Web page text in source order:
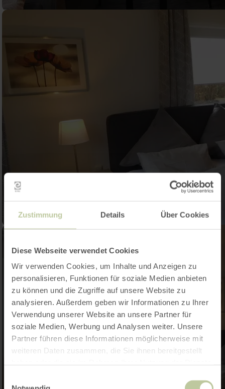
Zustimmung Details Über Cookies
Diese Webseite verwendet Cookies
Wir verwenden Cookies, um Inhalte und Anzeigen zu
personalisieren, Funktionen für soziale Medien anbieten
zu können und die Zugriffe auf unsere Website zu
analysieren. Außerdem geben wir Informationen zu Ihrer
Verwendung unserer Website an unsere Partner für
soziale Medien, Werbung und Analysen weiter. Unsere
Partner führen diese Informationen möglicherweise mit
weiteren Daten zusammen, die Sie ihnen bereitgestellt